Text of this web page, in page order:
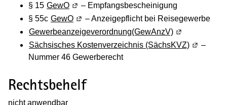
§ 15 GewO (Wird in einem neuen Fenster geöffnet)
– Empfangsbescheinigung
§ 55c GewO (Wird in einem neuen Fenster geöffnet)
– Anzeigepflicht bei Reisegewerbe
Gewerbeanzeigeverordnung(GewAnzV) (Wird in
Sächsisches Kostenverzeichnis (SächsKVZ) (Wird in
–
Nummer 46 Gewerberecht
Rechtsbehelf
nicht anwendbar